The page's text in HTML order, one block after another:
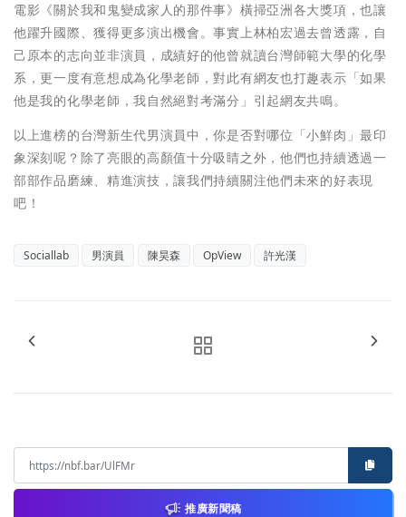
電影《關於我和鬼變成家人的那件事》橫掃亞洲各大獎項，也讓
他躍升國際、獲得更多演出機會。事實上林柏宏過去曾透露，自
己原本的志向並非演員，成績好的他曾就讀台灣師範大學的化學
系，更一度有意想成為化學老師，對此有網友也打趣表示「如果
他是我的化學老師，我自然絕對考滿分」引起網友共鳴。
以上進榜的台灣新生代男演員中，你是否對哪位「小鮮肉」最印
象深刻呢？除了亮眼的高顏值十分吸睛之外，他們也持續透過一
部部作品磨練、精進演技，讓我們持續關注他們未來的好表現
吧！
Sociallab 男演員 陳昊森 OpView 許光漢
推廣新聞稿